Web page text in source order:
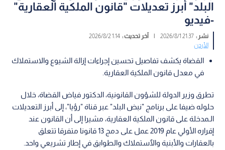
البلد" أبرز تعديلات "قانون الملكية العقارية"
-فيديو
نشر :21:37 2026/8/1
| آخر تحديث :1:14 2026/8/2
الأردن
القضاة يكشف تفاصيل تحسين إجراءات إزالة الشيوع والاستملاك
في معدل قانون الملكية العقارية.
تطرق وزير الدولة للشؤون القانونية، الدكتور فياض القضاة، خلال
حلوله ضيفا على برنامج "نبض البلد" عبر قناة "رؤيا"، إلى أبرز التعديلات
الـمدخلة على قانون الملكية العقارية، مشيرا إلى أن القانون عند
إقراره الأولي عام 2019 عمل على دمج 13 قانونا متفرقا تتعلق
بالعقارات والأبنية والٱستملاك والطوابق في إطار تشريعي واحد.